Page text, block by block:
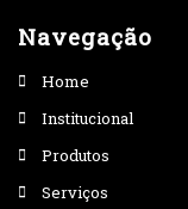
Navegação
Home
Institucional
Produtos
Serviços